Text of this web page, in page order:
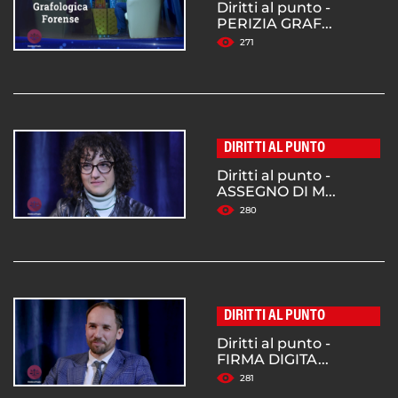
Diritti al punto -
PERIZIA GRAF...
271
DIRITTI AL PUNTO
Diritti al punto -
ASSEGNO DI M...
280
DIRITTI AL PUNTO
Diritti al punto -
FIRMA DIGITA...
281